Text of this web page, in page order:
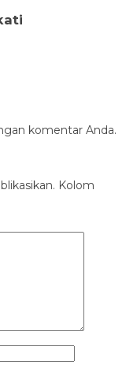
komentar Anda.
Kolom